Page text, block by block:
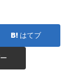
はてブ